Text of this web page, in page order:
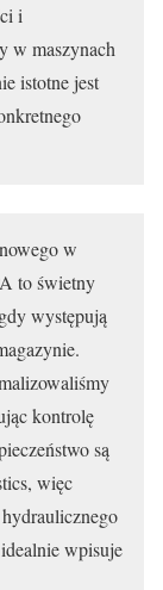
i
w maszynach
istotne jest
w
to świetny
występują
kontrolę
są
więc
wpisuje